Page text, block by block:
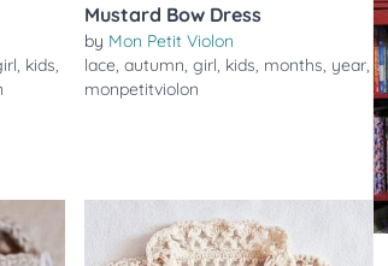
, kids,
Mustard Bow Dress
by Mon Petit Violon
lace,autumn,girl, kids, months, year,
monpetitviolon